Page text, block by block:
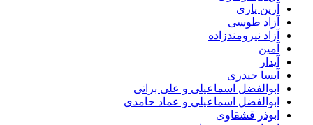
آرین یاری
آزاد طوسی
آزاد نیرومندزاده
آمین
آیدار
آیسا حیدری
ابوالفضل اسماعیلی و علی براتی
ابوالفضل اسماعیلی و عماد حامدی
ابوذر قشقاوی